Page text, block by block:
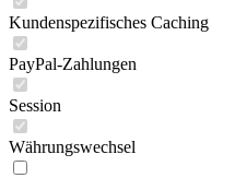
Kundenspezifisches Caching
PayPal-Zahlungen
Session
Währungswechsel